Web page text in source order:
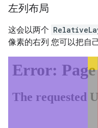
左列布局
这会以两个
像素的右列 您可以把自